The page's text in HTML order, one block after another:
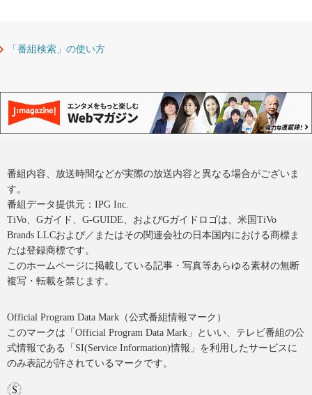
「番組検索」の使い方
番組内容、放送時間などが実際の放送内容と異なる場合がございま
す。
番組データ提供元：IPG Inc.
TiVo、Gガイド、G-GUIDE、およびGガイドロゴは、米国TiVo
Brands LLCおよび／またはその関連会社の日本国内における商標ま
たは登録商標です。
このホームページに掲載している記事・写真等あらゆる素材の無断
複写・転載を禁じます。
Official Program Data Mark（公式番組情報マーク）
このマークは「Official Program Data Mark」といい、テレビ番組の公
式情報である「SI(Service Information)情報」を利用したサービスに
のみ表記が許されているマークです。